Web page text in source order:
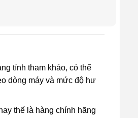
tính tham khảo, có thể
dòng máy và mức độ hư
thế là hàng chính hãng